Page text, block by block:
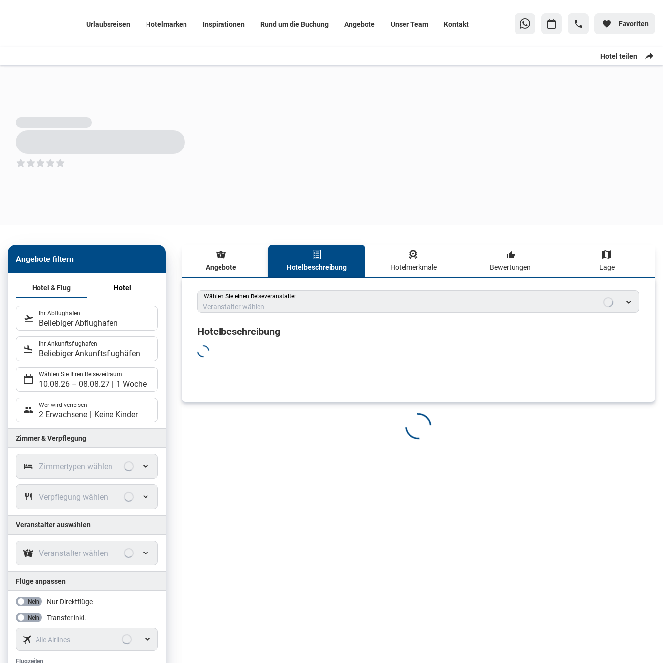
Urlaubsreisen Hotelmarken Inspirationen Rund um die Buchung Angebote Unser Team Kontakt Favoriten
Hotel teilen
5
Angebote filtern
Hotel & Flug Hotel
Ihr Abflughafen
Beliebiger Abflughafen
Ihr Ankunftsflughafen
Beliebiger Ankunftsflughäfen
Wählen Sie Ihren Reisezeitraum
10.08.26 – 08.08.27 1 Woche
Wer wird verreisen
2 Erwachsene Keine Kinder
Zimmer & Verpflegung
Zimmertypen wählen
Verpflegung wählen
Veranstalter auswählen
Veranstalter wählen
Flüge anpassen
Nein Nur Direktflüge
Nein Transfer inkl.
Alle Airlines
Flugzeiten
Flugzeiten
Angebote Hotelbeschreibung Hotelmerkmale Bewertungen Lage
Hotelbeschreibung
Wählen Sie einen Reiseveranstalter
Veranstalter wählen
Hotelbeschreibung